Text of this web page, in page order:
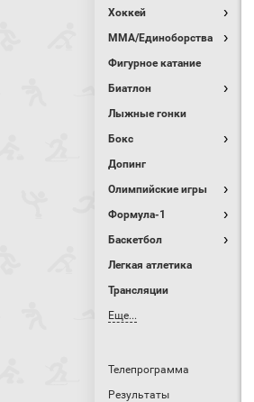
Хоккей
MMA/Единоборства
Фигурное катание
Биатлон
Лыжные гонки
Бокс
Допинг
Олимпийские игры
Формула-1
Баскетбол
Легкая атлетика
Трансляции
Еще...
Телепрограмма
Результаты